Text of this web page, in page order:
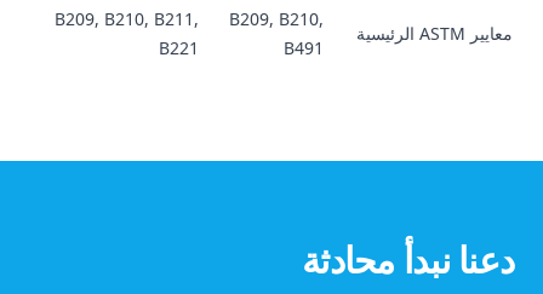
معايير ASTM الرئيسية
B209, B210,
B491
B209, B210, B211,
B221
دعنا نبدأ محادثة